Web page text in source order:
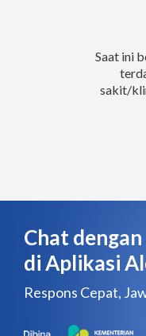
Saat ini
sakit/